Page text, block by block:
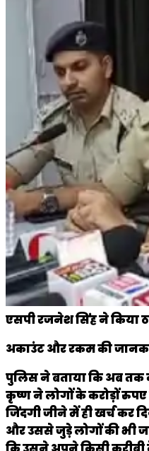
एसपी रजनेश सिंह ने किया
अकाउंट और रकम की
पुलिस ने बताया कि अब तक
कृष्ण ने लोगों के करोड़ों
जिंदगी जीने में ही खर्च कर
और उससे जुड़े लोगों की भी